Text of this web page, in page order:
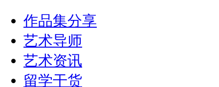
作品集分享
艺术导师
艺术资讯
留学干货